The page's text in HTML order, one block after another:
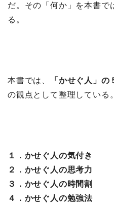
だ。その「何か」を本書で
る。
本書では、 「かせぐ人」の
の観点として整理している。
１．かせぐ人の気付き
２．かせぐ人の思考力
３．かせぐ人の時間割
４．かせぐ人の勉強法